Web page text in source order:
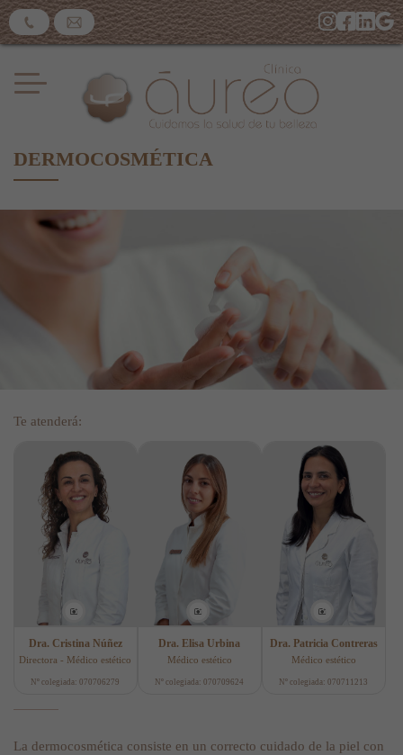
DERMOCOSMÉTICA
Te atenderá:
Dra. Cristina Núñez
Directora - Médico estético
Nº colegiada: 070706279
Dra. Elisa Urbina
Médico estético
Nº colegiada: 070709624
Dra. Patricia Contreras
Médico estético
Nº colegiada: 070711213
La dermocosmética consiste en un correcto cuidado de la piel con